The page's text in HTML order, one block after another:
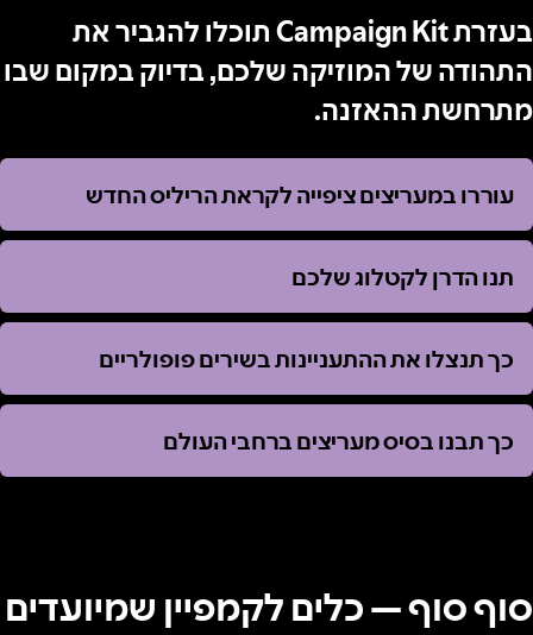
בעזרת Campaign Kit תוכלו להגביר את
התהודה של המוזיקה שלכם, בדיוק במקום שבו
מתרחשת ההאזנה.
עוררו במעריצים ציפייה לקראת הריליס החדש
עוררו במעריצים ציפייה לקראת הריליס החדש
תנו הדרן לקטלוג שלכם
תנו הדרן לקטלוג שלכם
כך תנצלו את ההתעניינות בשירים פופולריים
כך תנצלו את ההתעניינות בשירים פופולריים
כך תבנו בסיס מעריצים ברחבי העולם
כך תבנו בסיס מעריצים ברחבי העולם
סוף סוף — כלים לקמפיין שמיועדים